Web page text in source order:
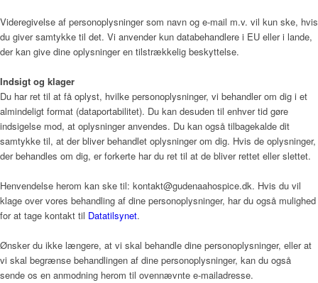
Videregivelse af personoplysninger som navn og e-mail m.v. vil kun ske, hvis
du giver samtykke til det. Vi anvender kun databehandlere i EU eller i lande,
der kan give dine oplysninger en tilstrækkelig beskyttelse.
Indsigt og klager
Du har ret til at få oplyst, hvilke personoplysninger, vi behandler om dig i et
almindeligt format (dataportabilitet). Du kan desuden til enhver tid gøre
indsigelse mod, at oplysninger anvendes. Du kan også tilbagekalde dit
samtykke til, at der bliver behandlet oplysninger om dig. Hvis de oplysninger,
der behandles om dig, er forkerte har du ret til at de bliver rettet eller slettet.
Henvendelse herom kan ske til: kontakt@gudenaahospice.dk. Hvis du vil
klage over vores behandling af dine personoplysninger, har du også mulighed
for at tage kontakt til Datatilsynet.
Ønsker du ikke længere, at vi skal behandle dine personoplysninger, eller at
vi skal begrænse behandlingen af dine personoplysninger, kan du også
sende os en anmodning herom til ovennævnte e-mailadresse.